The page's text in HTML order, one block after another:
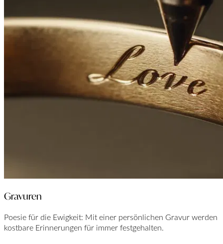
Gravuren
Poesie für die Ewigkeit: Mit einer persönlichen Gravur werden
kostbare Erinnerungen für immer festgehalten.